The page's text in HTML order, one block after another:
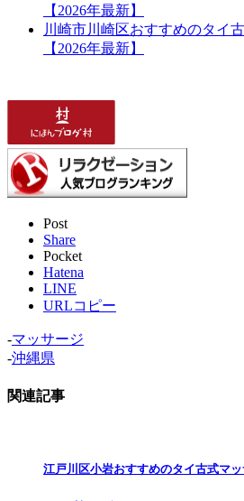
【2026年最新】
川崎市川崎区おすすめのタイ
【2026年最新】
Post
Share
Pocket
Hatena
LINE
URLコピー
-マッサージ
-沖縄県
関連記事
江戸川区小岩おすすめのタイ古式マッ